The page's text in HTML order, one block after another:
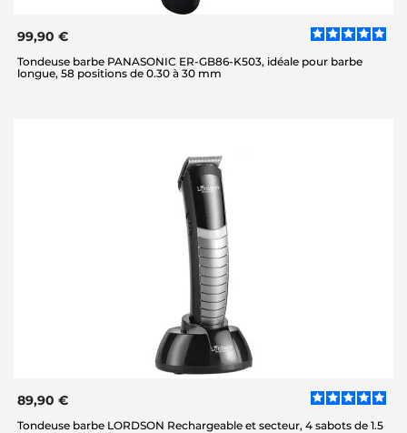
99,90 €
Tondeuse barbe PANASONIC ER-GB86-K503, idéale pour barbe
longue, 58 positions de 0.30 à 30 mm
89,90 €
Tondeuse barbe LORDSON Rechargeable et secteur, 4 sabots de 1.5